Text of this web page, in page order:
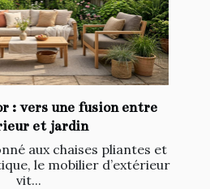
: vers une fusion entre
et jardin
aux chaises pliantes et
le mobilier d’extérieur
vit...